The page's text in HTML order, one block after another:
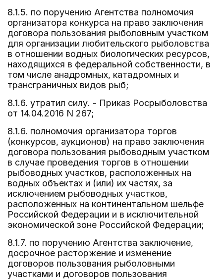
8.1.5. по поручению Агентства полномочия
организатора конкурса на право заключения
договора пользования рыболовным участком
для организации любительского рыболовства
в отношении водных биологических ресурсов,
находящихся в федеральной собственности, в
том числе анадромных, катадромных и
трансграничных видов рыб;
8.1.6. утратил силу. - Приказ Росрыболовства
от 14.04.2016 N 267;
8.1.6. полномочия организатора торгов
(конкурсов, аукционов) на право заключения
договора пользования рыбоводным участком
в случае проведения торгов в отношении
рыбоводных участков, расположенных на
водных объектах и (или) их частях, за
исключением рыбоводных участков,
расположенных на континентальном шельфе
Российской Федерации и в исключительной
экономической зоне Российской Федерации;
8.1.7. по поручению Агентства заключение,
досрочное расторжение и изменение
договоров пользования рыболовными
участками и договоров пользования